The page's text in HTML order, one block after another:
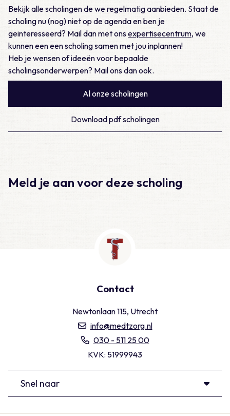
Bekijk alle scholingen de we regelmatig aanbieden. Staat de
scholing nu (nog) niet op de agenda en ben je
geinteresseerd? Mail dan met onsexpertisecentrum, we
kunnen een een scholing samen met jou inplannen!
Heb je wensen of ideeën voor bepaalde
scholingsonderwerpen? Mail ons dan ook.
Al onze scholingen
Download pdf scholingen
Meld je aan voor deze scholing
Snel naar
Contact
Newtonlaan 115, Utrecht
info@medtzorg.nl
030 - 511 25 00
KVK: 51999943